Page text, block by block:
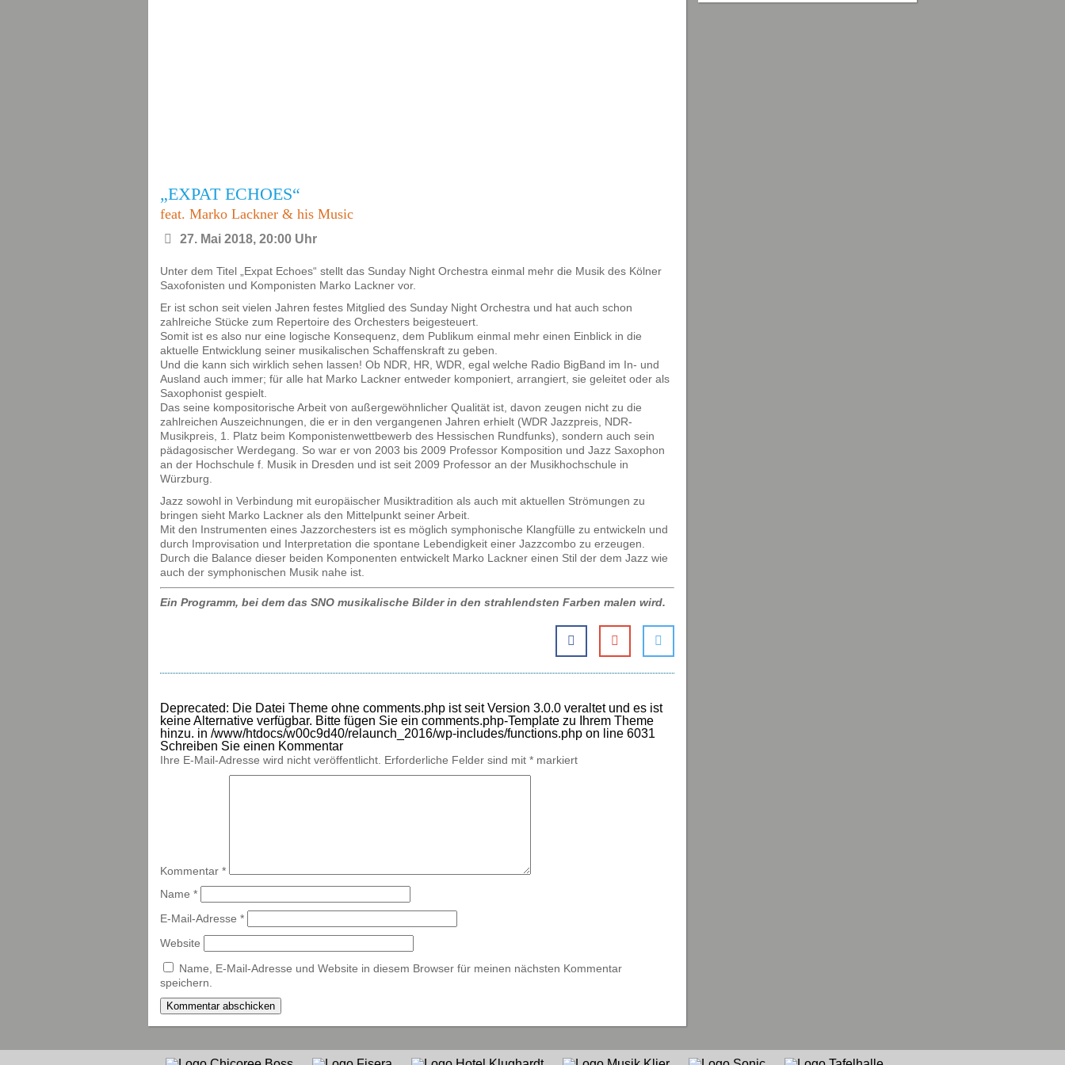
„EXPAT ECHOES“
feat. Marko Lackner & his Music
27. Mai 2018, 20:00 Uhr
Unter dem Titel „Expat Echoes“ stellt das Sunday Night Orchestra einmal mehr die Musik des Kölner
Saxofonisten und Komponisten Marko Lackner vor.
Er ist schon seit vielen Jahren festes Mitglied des Sunday Night Orchestra und hat auch schon
zahlreiche Stücke zum Repertoire des Orchesters beigesteuert.
Somit ist es also nur eine logische Konsequenz, dem Publikum einmal mehr einen Einblick in die
aktuelle Entwicklung seiner musikalischen Schaffenskraft zu geben.
Und die kann sich wirklich sehen lassen! Ob NDR, HR, WDR, egal welche Radio BigBand im In- und
Ausland auch immer; für alle hat Marko Lackner entweder komponiert, arrangiert, sie geleitet oder als
Saxophonist gespielt.
Das seine kompositorische Arbeit von außergewöhnlicher Qualität ist, davon zeugen nicht zu die
zahlreichen Auszeichnungen, die er in den vergangenen Jahren erhielt (WDR Jazzpreis, NDR-
Musikpreis, 1. Platz beim Komponistenwettbewerb des Hessischen Rundfunks), sondern auch sein
pädagosischer Werdegang. So war er von 2003 bis 2009 Professor Komposition und Jazz Saxophon
an der Hochschule f. Musik in Dresden und ist seit 2009 Professor an der Musikhochschule in
Würzburg.
Jazz sowohl in Verbindung mit europäischer Musiktradition als auch mit aktuellen Strömungen zu
bringen sieht Marko Lackner als den Mittelpunkt seiner Arbeit.
Mit den Instrumenten eines Jazzorchesters ist es möglich symphonische Klangfülle zu entwickeln und
durch Improvisation und Interpretation die spontane Lebendigkeit einer Jazzcombo zu erzeugen.
Durch die Balance dieser beiden Komponenten entwickelt Marko Lackner einen Stil der dem Jazz wie
auch der symphonischen Musik nahe ist.
Ein Programm, bei dem das SNO musikalische Bilder in den strahlendsten Farben malen wird.
Deprecated: Die Datei Theme ohne comments.php ist seit Version 3.0.0 veraltet und es ist
keine Alternative verfügbar. Bitte fügen Sie ein comments.php-Template zu Ihrem Theme
hinzu. in /www/htdocs/w00c9d40/relaunch_2016/wp-includes/functions.php on line 6031
Schreiben Sie einen Kommentar
Ihre E-Mail-Adresse wird nicht veröffentlicht. Erforderliche Felder sind mit * markiert
Kommentar *
Name *
E-Mail-Adresse *
Website
Name, E-Mail-Adresse und Website in diesem Browser für meinen nächsten Kommentar
speichern.